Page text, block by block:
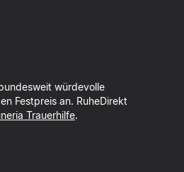
würdevolle
Festpreis an. RuheDirekt
Trauerhilfe.